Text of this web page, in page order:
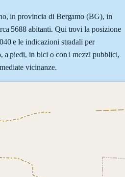
in provincia di Bergamo (BG), in
5688 abitanti. Qui trovi la posizione
e le indicazioni stradali per
a piedi, in bici o con i mezzi pubblici,
vicinanze.